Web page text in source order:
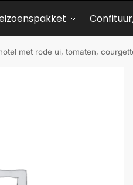
met rode ui, tomaten,